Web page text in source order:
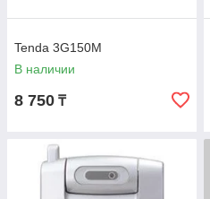
Tenda 3G150M
В наличии
8 750 ₸